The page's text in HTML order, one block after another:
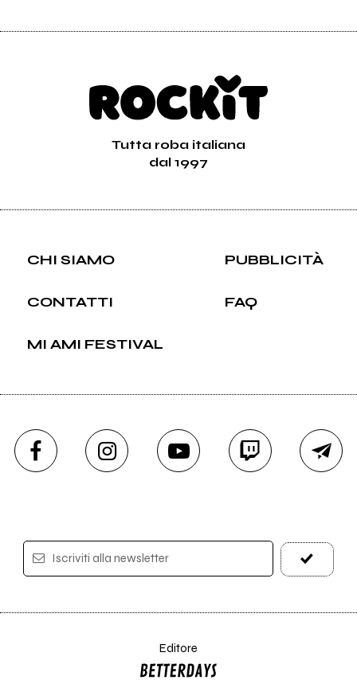
Tutta roba italiana
dal 1997
CHI SIAMO PUBBLICITÀ
CONTATTI FAQ
MI AMI FESTIVAL
Iscriviti alla newsletter
Editore